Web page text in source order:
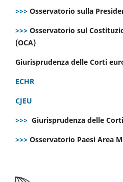
>>> Osservatorio sulla
>>> Osservatorio sul
(OCA)
Giurisprudenza delle Corti
ECHR
CJEU
>>> Giurisprudenza delle
>>> Osservatorio Paesi Area